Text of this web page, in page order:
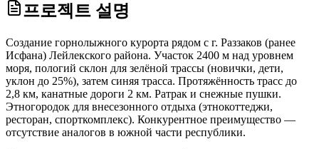
프로젝트 설명
Создание горнолыжного курорта рядом с г. Раззаков (ранее
Исфана) Лейлекского района. Участок 2400 м над уровнем
моря, пологий склон для зелёной трассы (новички, дети,
уклон до 25%), затем синяя трасса. Протяжённость трасс до
2,8 км, канатные дороги 2 км. Ратрак и снежные пушки.
Этногородок для внесезонного отдыха (этнокоттеджи,
ресторан, спорткомплекс). Конкурентное преимущество —
отсутствие аналогов в южной части республики.